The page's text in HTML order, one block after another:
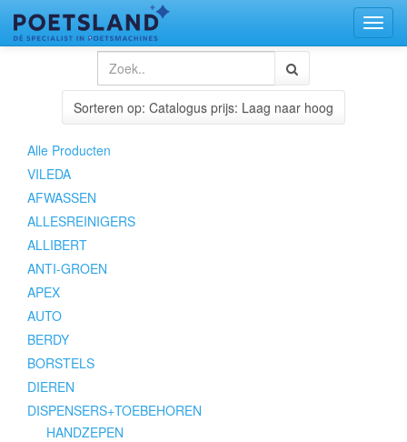
Sorteren op: Catalogus prijs: Laag naar hoog
Alle Producten
VILEDA
AFWASSEN
ALLESREINIGERS
ALLIBERT
ANTI-GROEN
APEX
AUTO
BERDY
BORSTELS
DIEREN
DISPENSERS+TOEBEHOREN
HANDZEPEN